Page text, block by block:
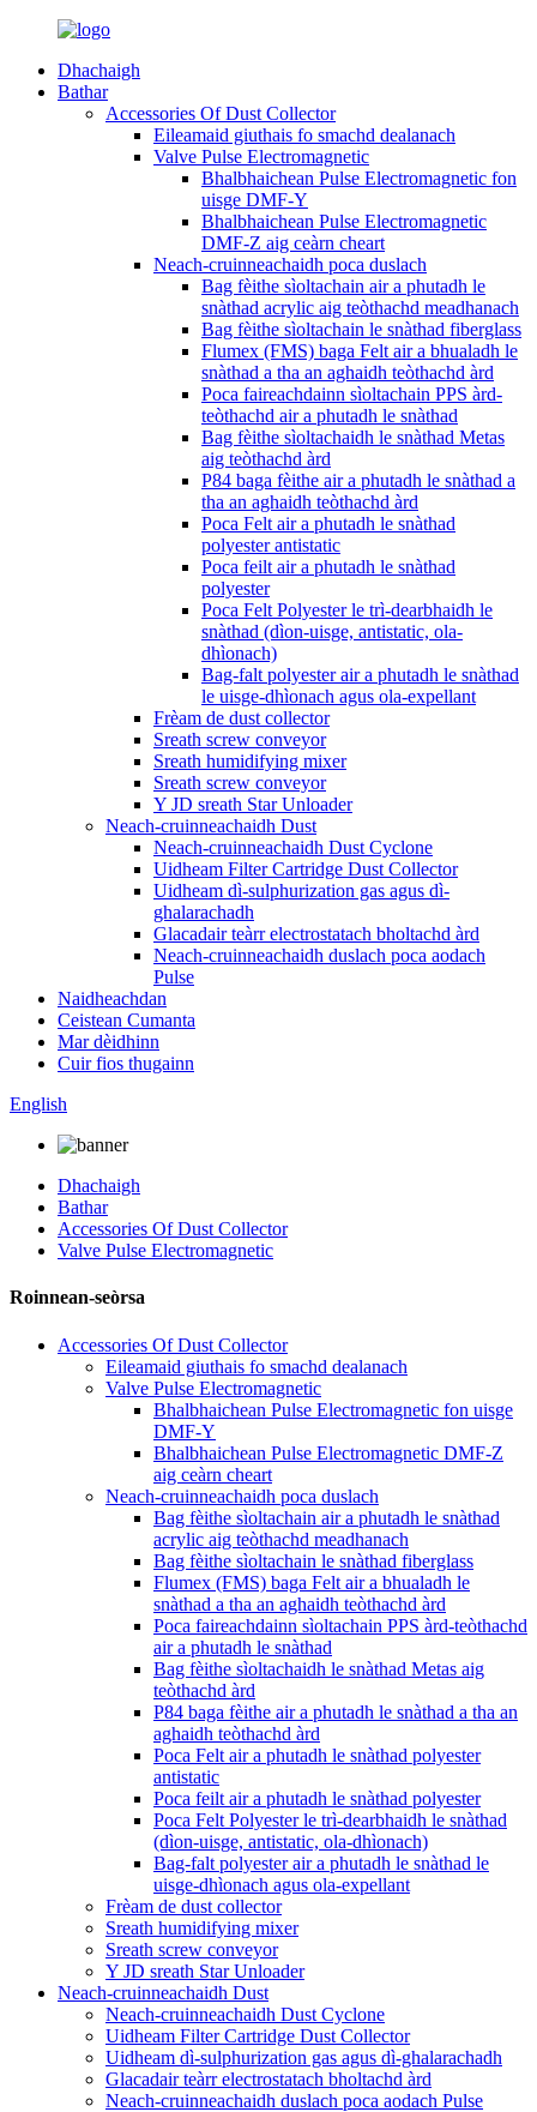
Dhachaigh
Bathar
Accessories Of Dust Collector
Eileamaid giuthais fo smachd dealanach
Valve Pulse Electromagnetic
Bhalbhaichean Pulse Electromagnetic fon
uisge DMF-Y
Bhalbhaichean Pulse Electromagnetic
DMF-Z aig ceàrn cheart
Neach-cruinneachaidh poca duslach
Bag fèithe sìoltachain air a phutadh le
snàthad acrylic aig teòthachd meadhanach
Bag fèithe sìoltachain le snàthad fiberglass
Flumex (FMS) baga Felt air a bhualadh le
snàthad a tha an aghaidh teòthachd àrd
Poca faireachdainn sìoltachain PPS àrd-
teòthachd air a phutadh le snàthad
Bag fèithe sìoltachaidh le snàthad Metas
aig teòthachd àrd
P84 baga fèithe air a phutadh le snàthad a
tha an aghaidh teòthachd àrd
Poca Felt air a phutadh le snàthad
polyester antistatic
Poca feilt air a phutadh le snàthad
polyester
Poca Felt Polyester le trì-dearbhaidh le
snàthad (dìon-uisge, antistatic, ola-
dhìonach)
Bag-falt polyester air a phutadh le snàthad
le uisge-dhìonach agus ola-expellant
Frèam de dust collector
Sreath screw conveyor
Sreath humidifying mixer
Sreath screw conveyor
Y JD sreath Star Unloader
Neach-cruinneachaidh Dust
Neach-cruinneachaidh Dust Cyclone
Uidheam Filter Cartridge Dust Collector
Uidheam dì-sulphurization gas agus dì-
ghalarachadh
Glacadair teàrr electrostatach bholtachd àrd
Neach-cruinneachaidh duslach poca aodach
Pulse
Naidheachdan
Ceistean Cumanta
Mar dèidhinn
Cuir fios thugainn
English
Dhachaigh
Bathar
Accessories Of Dust Collector
Valve Pulse Electromagnetic
Roinnean-seòrsa
Accessories Of Dust Collector
Eileamaid giuthais fo smachd dealanach
Valve Pulse Electromagnetic
Bhalbhaichean Pulse Electromagnetic fon uisge
DMF-Y
Bhalbhaichean Pulse Electromagnetic DMF-Z
aig ceàrn cheart
Neach-cruinneachaidh poca duslach
Bag fèithe sìoltachain air a phutadh le snàthad
acrylic aig teòthachd meadhanach
Bag fèithe sìoltachain le snàthad fiberglass
Flumex (FMS) baga Felt air a bhualadh le
snàthad a tha an aghaidh teòthachd àrd
Poca faireachdainn sìoltachain PPS àrd-teòthachd
air a phutadh le snàthad
Bag fèithe sìoltachaidh le snàthad Metas aig
teòthachd àrd
P84 baga fèithe air a phutadh le snàthad a tha an
aghaidh teòthachd àrd
Poca Felt air a phutadh le snàthad polyester
antistatic
Poca feilt air a phutadh le snàthad polyester
Poca Felt Polyester le trì-dearbhaidh le snàthad
(dìon-uisge, antistatic, ola-dhìonach)
Bag-falt polyester air a phutadh le snàthad le
uisge-dhìonach agus ola-expellant
Frèam de dust collector
Sreath humidifying mixer
Sreath screw conveyor
Y JD sreath Star Unloader
Neach-cruinneachaidh Dust
Neach-cruinneachaidh Dust Cyclone
Uidheam Filter Cartridge Dust Collector
Uidheam dì-sulphurization gas agus dì-ghalarachadh
Glacadair teàrr electrostatach bholtachd àrd
Neach-cruinneachaidh duslach poca aodach Pulse